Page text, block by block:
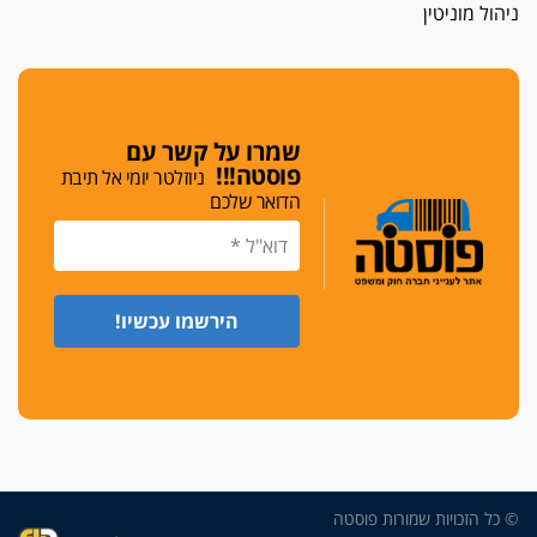
כפר מנדא: עורך דין נעצר בחשד להחזקת שני אקדח
בימ"ש מחוזי: החלטת עמית בכר לדחות מינוי מנכ"ל
חדש ללשכה אינה סבירה
משפחה ופוליטיקה
עו"ד גלעד מנשה ויאיר בכורו חגגו בר מצווה, שרי
דורשים הגנה וביטחון"
ניהול מוניטין
שמרו על קשר עם
פוסטה!!! ניוזלטר יומי אל תיבת
הדואר שלכם
© כל הזכויות שמורות פוסטה